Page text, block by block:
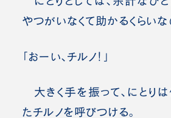
やつがいなくて助かるくらいな
「おーい、チルノ！」
大きく手を振って、にとり
たチルノを呼びつける。